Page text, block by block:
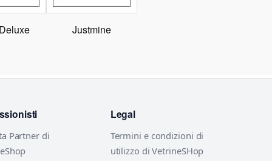
Justmine
Partner di
Legal
Termini e condizioni di
utilizzo di VetrineSHop